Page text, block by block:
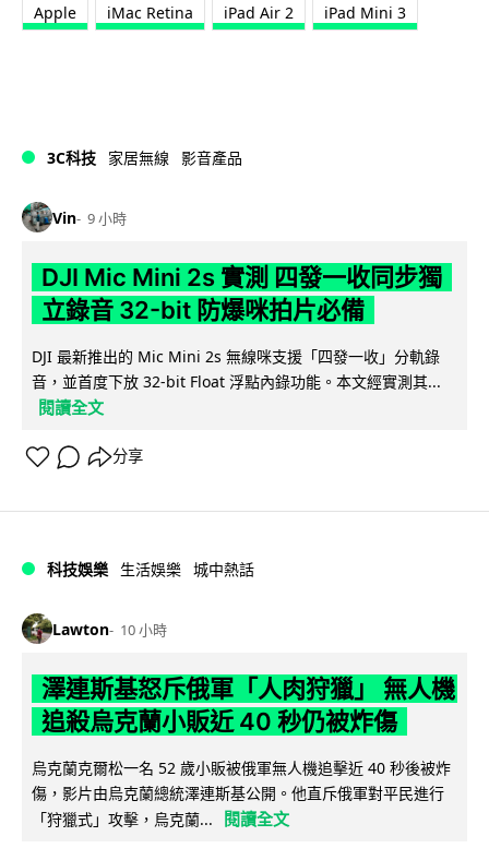
Apple iMac Retina iPad Air 2 iPad Mini 3
3C科技 家居無線 影音產品
Vin 9 小時
DJI Mic Mini 2s 實測 四發一收同步獨
立錄音 32-bit 防爆咪拍片必備
DJI 最新推出的 Mic Mini 2s 無線咪支援「四發一收」分軌錄
音，並首度下放 32-bit Float 浮點內錄功能。本文經實測其...
閱讀全文
分享
科技娛樂 生活娛樂 城中熱話
Lawton 10 小時
澤連斯基怒斥俄軍「人肉狩獵」 無人機
追殺烏克蘭小販近 40 秒仍被炸傷
烏克蘭克爾松一名 52 歲小販被俄軍無人機追擊近 40 秒後被炸
傷，影片由烏克蘭總統澤連斯基公開。他直斥俄軍對平民進行
「狩獵式」攻擊，烏克蘭...
閱讀全文